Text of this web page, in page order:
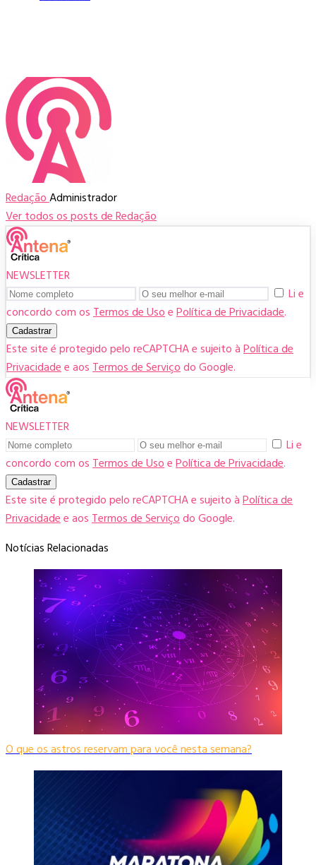
RedaçãoAdministrador
Ver todos os posts de Redação
NEWSLETTER
Li e
concordo com osTermos de UsoePolítica de Privacidade.
Cadastrar
Este site é protegido pelo reCAPTCHA e sujeito àPolítica de
Privacidadee aosTermos de Serviçodo Google.
NEWSLETTER
Li e
concordo com osTermos de UsoePolítica de Privacidade.
Cadastrar
Este site é protegido pelo reCAPTCHA e sujeito àPolítica de
Privacidadee aosTermos de Serviçodo Google.
Notícias Relacionadas
O que os astros reservam para você nesta semana?